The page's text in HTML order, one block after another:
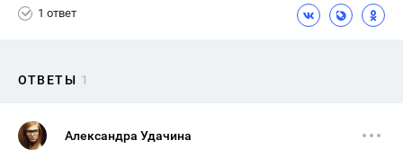
1 ответ
ОТВЕТЫ 1
Александра Удачина